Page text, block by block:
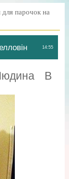
парочок на
14:55
В